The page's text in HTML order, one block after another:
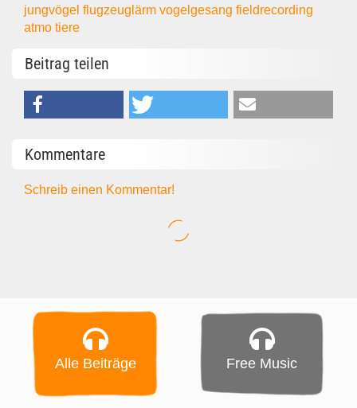
jungvögelflugzeuglärmvogelgesangfieldrecording
atmotiere
Beitrag teilen
Kommentare
Schreib einen Kommentar!
Alle Beiträge Free Music